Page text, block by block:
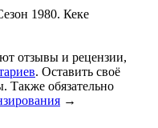
1980. Кеке
отзывы и рецензии,
. Оставить своё
Также обязательно
→